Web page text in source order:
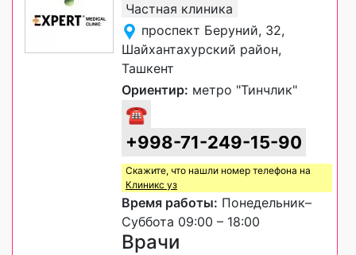
Частная клиника
проспект Беруний, 32,
Шайхантахурский район,
Ташкент
Ориентир: метро "Тинчлик"
☎
+998-71-249-15-90
Скажите, что нашли номер телефона на
Клиникс уз
Время работы: Понедельник–
Суббота 09:00 – 18:00
Врачи